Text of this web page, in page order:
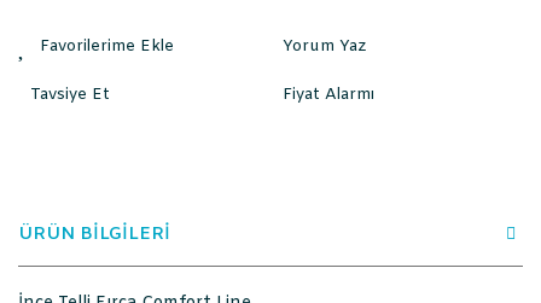
Yorum Yaz
Tavsiye Et Fiyat Alarmı
ÜRÜN BİLGİLERİ